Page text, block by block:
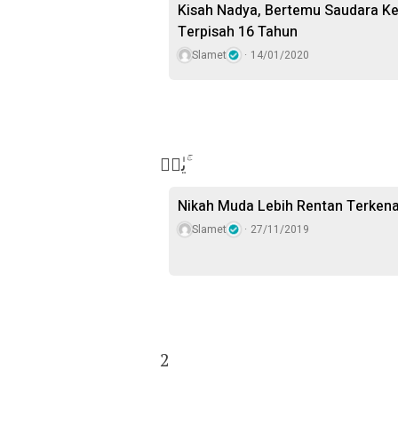
Kisah Nadya, Bertemu Saudara
Terpisah 16 Tahun
Slamet 14/01/2020
يٰسۤ ۚ
Nikah Muda Lebih Rentan
Slamet 27/11/2019
2